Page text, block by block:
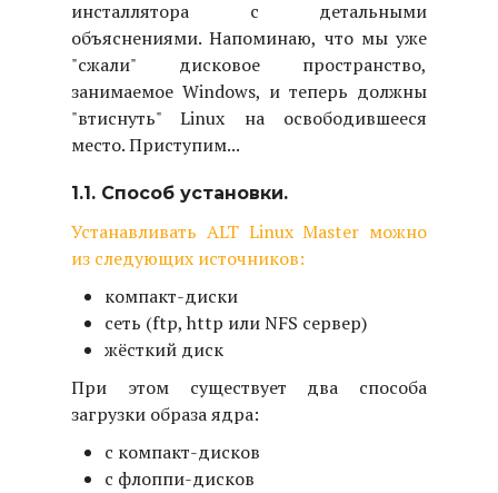
инсталлятора с детальными
объяснениями. Напоминаю, что мы уже
"сжали" дисковое пространство,
занимаемое Windows, и теперь должны
"втиснуть" Linux на освободившееся
место. Приступим...
1.1. Способ установки.
Устанавливать ALT Linux Master можно
из следующих источников:
компакт-диски
сеть (ftp, http или NFS сервер)
жёсткий диск
При этом существует два способа
загрузки образа ядра:
с компакт-дисков
с флоппи-дисков